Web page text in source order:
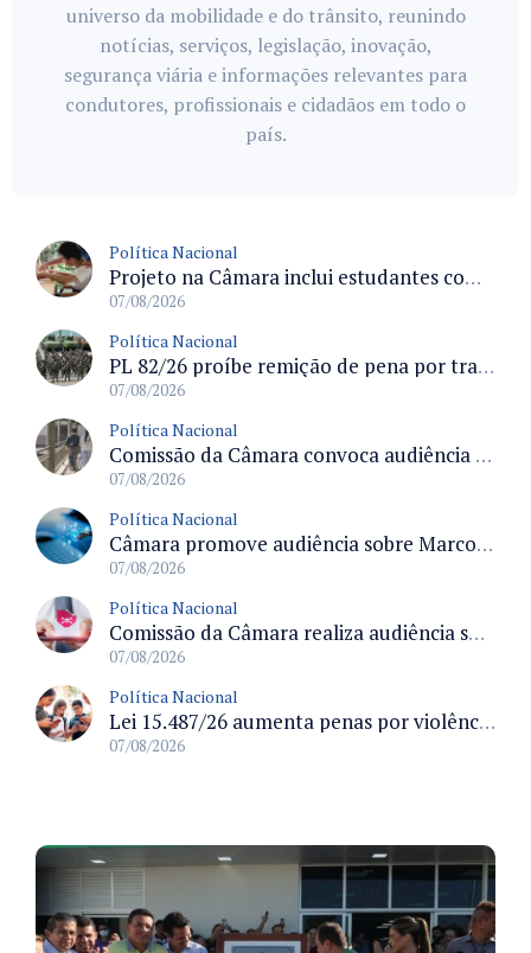
universo da mobilidade e do trânsito, reunindo
notícias, serviços, legislação, inovação,
segurança viária e informações relevantes para
condutores, profissionais e cidadãos em todo o
país.
Política Nacional
Projeto na Câmara inclui estudantes com deficiência no regime escolar especial da LDB e estabelece critérios para frequência
07/08/2026
Política Nacional
PL 82/26 proíbe remição de pena por trabalho em funções militares para condenados por crimes contra o Estado Democrático de Direito
07/08/2026
Política Nacional
Comissão da Câmara convoca audiência para discutir misoginia nas escolas e universidades após divulgação de listas misóginas
07/08/2026
Política Nacional
Câmara promove audiência sobre Marco de Fomento à Economia Digital e impactos da inteligência artificial
07/08/2026
Política Nacional
Comissão da Câmara realiza audiência sobre apostas online para medir o tamanho do mercado ilegal
07/08/2026
Política Nacional
Lei 15.487/26 aumenta penas por violência sexual digital contra crianças e adolescentes e autoriza ronda virtual para investigação
07/08/2026